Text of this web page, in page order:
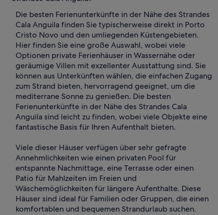
Die besten Ferienunterkünfte in der Nähe des Strandes
Cala Anguila finden Sie typischerweise direkt in Porto
Cristo Novo und den umliegenden Küstengebieten.
Hier finden Sie eine große Auswahl, wobei viele
Optionen private Ferienhäuser in Wassernähe oder
geräumige Villen mit exzellenter Ausstattung sind. Sie
können aus Unterkünften wählen, die einfachen Zugang
zum Strand bieten, hervorragend geeignet, um die
mediterrane Sonne zu genießen. Die besten
Ferienunterkünfte in der Nähe des Strandes Cala
Anguila sind leicht zu finden, wobei viele Objekte eine
fantastische Basis für Ihren Aufenthalt bieten.
Viele dieser Häuser verfügen über sehr gefragte
Annehmlichkeiten wie einen privaten Pool für
entspannte Nachmittage, eine Terrasse oder einen
Patio für Mahlzeiten im Freien und
Wäschemöglichkeiten für längere Aufenthalte. Diese
Häuser sind ideal für Familien oder Gruppen, die einen
komfortablen und bequemen Strandurlaub suchen.